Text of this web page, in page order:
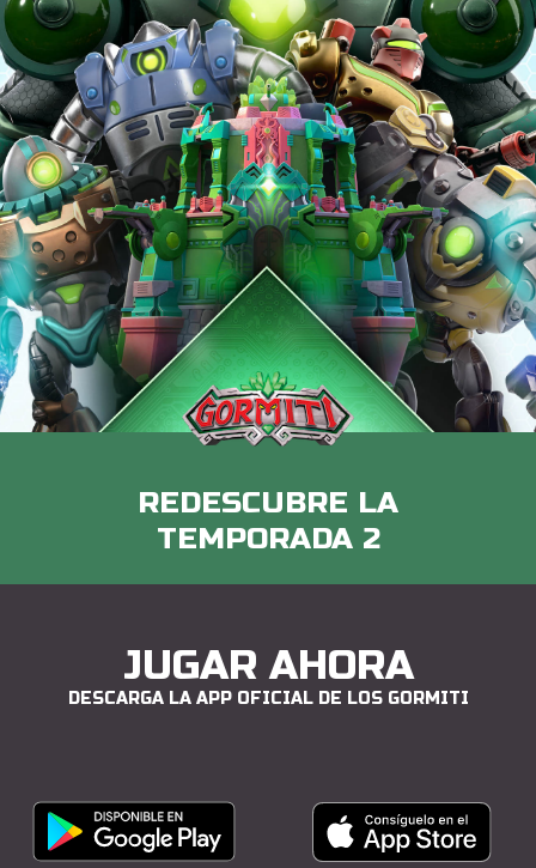
REDESCUBRE LA
TEMPORADA 2
JUGAR AHORA
DESCARGA LA APP OFICIAL DE LOS GORMITI